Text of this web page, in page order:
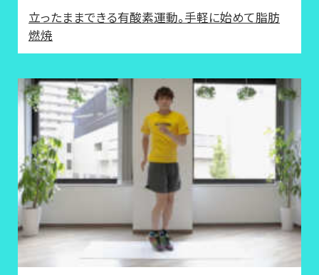
立ったままできる有酸素運動。手軽に始めて脂肪
燃焼